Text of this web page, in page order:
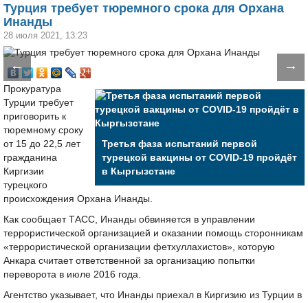
Турция требует тюремного срока для Орхана
Инанды
28 июля 2021, 13:23
← →
Третья фаза испытаний первой
турецкой вакцины от COVID-19 пройдёт
в Кыргызстане
Прокуратура
Турции требует
приговорить к
тюремному сроку
от 15 до 22,5 лет
гражданина
Киргизии
турецкого
происхождения Орхана Инанды.
Как сообщает ТАСС, Инанды обвиняется в управлении
террористической организацией и оказании помощь сторонникам
«террористической организации фетхуллахистов», которую
Анкара считает ответственной за организацию попытки
переворота в июле 2016 года.
Агентство указывает, что Инанды приехал в Киргизию из Турции в